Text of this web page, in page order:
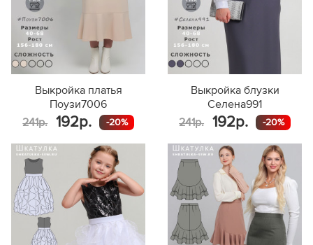
Выкройка платья
Поузи7006
241р.
192р. -20%
Выкройка блузки
Селена991
241р.
192р. -20%